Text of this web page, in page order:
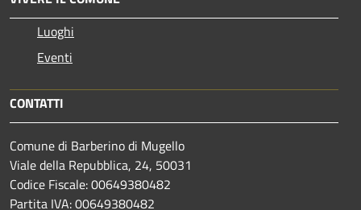
Luoghi
Eventi
CONTATTI
Comune di Barberino di Mugello
Viale della Repubblica, 24, 50031
Codice Fiscale: 00649380482
Partita IVA: 00649380482